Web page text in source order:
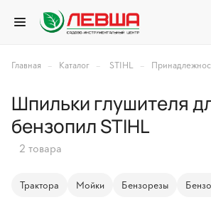
Главная – Каталог – STIHL –
Шпильки глушителя
бензопил STIHL
2 товара
Трактора Мойки Бензорезы